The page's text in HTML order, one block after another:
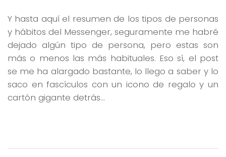
Y hasta aquí el resumen de los tipos de personas
y hábitos del Messenger, seguramente me habré
dejado algún tipo de persona, pero estas son
más o menos las más habituales. Eso sí, el post
se me ha alargado bastante, lo llego a saber y lo
saco en fascículos con un icono de regalo y un
cartón gigante detrás…